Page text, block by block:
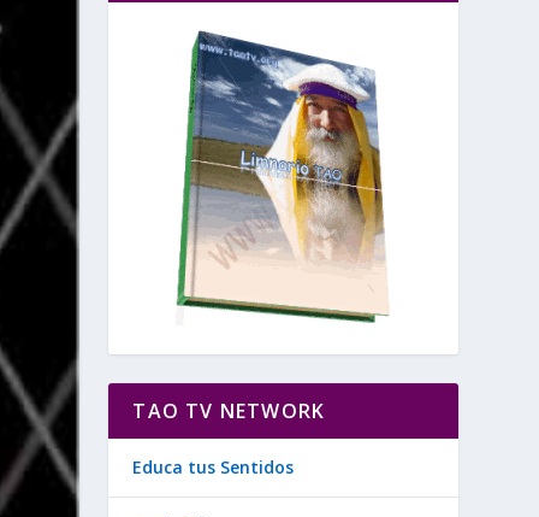
TAO TV NETWORK
Educa tus Sentidos